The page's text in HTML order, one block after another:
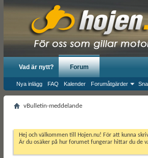
Vad är nytt? Forum
Nya inlägg FAQ Kalender Forumåtgärder
vBulletin-meddelande
Hej och välkommen till Hojen.nu! För att kunna
Är du osäker på hur forumet fungerar hittar du de